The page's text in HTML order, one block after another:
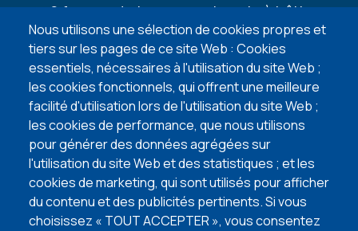
Nous utilisons une sélection de cookies propres et
tiers sur les pages de ce site Web : Cookies
essentiels, nécessaires à l'utilisation du site Web ;
les cookies fonctionnels, qui offrent une meilleure
facilité d'utilisation lors de l'utilisation du site Web ;
les cookies de performance, que nous utilisons
pour générer des données agrégées sur
l'utilisation du site Web et des statistiques ; et les
cookies de marketing, qui sont utilisés pour afficher
du contenu et des publicités pertinents. Si vous
choisissez « TOUT ACCEPTER », vous consentez
6 façons de trouver un terrain à bâtir
lire l'article
5 points d’attention lors de l’achat de votre
terrain à bâtir
lire l'article
VISITEZ NOS MAISONS TÉMOINS